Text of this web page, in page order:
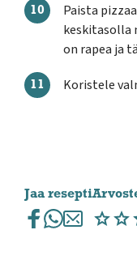
Paista
keskitasolla
on rapea ja
Koristele
Jaa resepti